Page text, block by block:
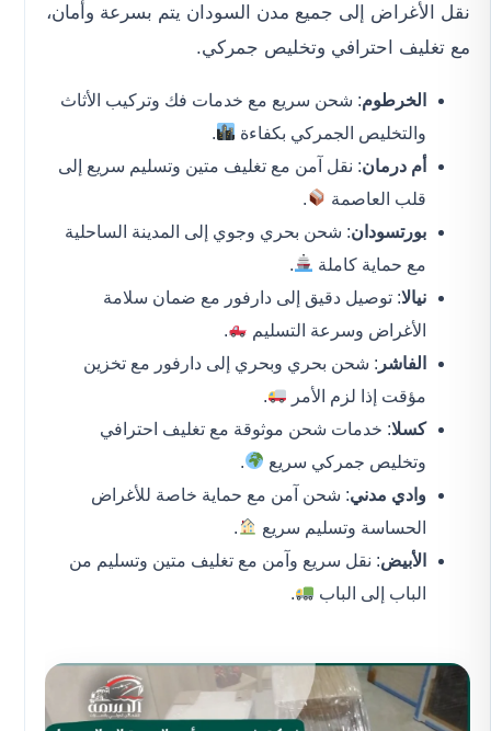
نقل الأغراض إلى جميع مدن السودان يتم بسرعة وأمان،
مع تغليف احترافي وتخليص جمركي.
الخرطوم: شحن سريع مع خدمات فك وتركيب الأثاث
والتخليص الجمركي بكفاءة
.
أم درمان: نقل آمن مع تغليف متين وتسليم سريع إلى
قلب العاصمة
.
بورتسودان: شحن بحري وجوي إلى المدينة الساحلية
مع حماية كاملة
.
نيالا: توصيل دقيق إلى دارفور مع ضمان سلامة
الأغراض وسرعة التسليم
.
الفاشر : شحن بحري وبحري إلى دارفور مع تخزين
مؤقت إذا لزم الأمر
.
كسلا: خدمات شحن موثوقة مع تغليف احترافي
وتخليص جمركي سريع
.
وادي مدني: شحن آمن مع حماية خاصة للأغراض
الحساسة وتسليم سريع
.
الأبيض: نقل سريع وآمن مع تغليف متين وتسليم من
الباب إلى الباب
.